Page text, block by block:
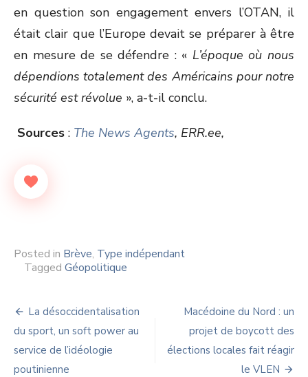
en question son engagement envers l’OTAN, il
était clair que l’Europe devait se préparer à être
en mesure de se défendre : « L’époque où nous
dépendions totalement des Américains pour notre
sécurité est révolue », a-t-il conclu.
Sources : The News Agents, ERR.ee,
Posted in Brève, Type indépendant
Tagged Géopolitique
Navigation
de
l’article
La désoccidentalisation
du sport, un soft power au
service de l’idéologie
poutinienne
Macédoine du Nord : un
projet de boycott des
élections locales fait réagir
le VLEN